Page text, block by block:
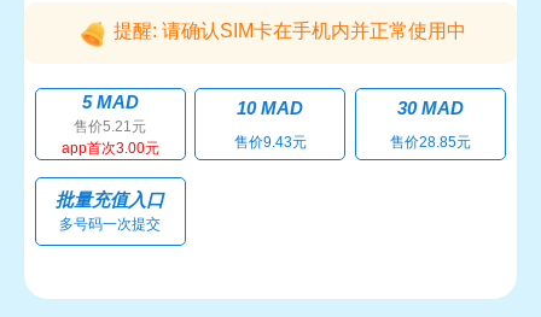
提醒: 请确认SIM卡在手机内并正常使用中
5 MAD
售价5.21元
app首次3.00元
10 MAD
售价9.43元
30 MAD
售价28.85元
批量充值入口
多号码一次提交